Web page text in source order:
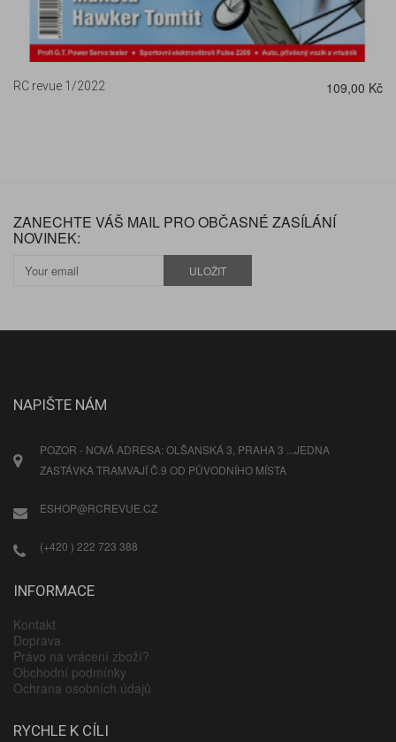
RC revue 1/2022 109,00 Kč
ZANECHTE VÁŠ MAIL PRO OBČASNÉ ZASÍLÁNÍ
NOVINEK:
ULOŽIT
NAPIŠTE NÁM
POZOR - NOVÁ ADRESA: OLŠANSKÁ 3, PRAHA 3 ...JEDNA
ZASTÁVKA TRAMVAJÍ Č.9 OD PŮVODNÍHO MÍSTA
ESHOP@RCREVUE.CZ
(+420 ) 222 723 388
INFORMACE
Kontakt
Doprava
Právo na vrácení zboží?
Obchodní podmínky
Ochrana osobních údajů
RYCHLE K CÍLI